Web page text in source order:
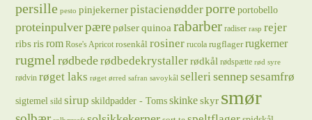
persille pesto pinjekerner pistacienødderporre portobello
proteinpulverpære pølser quinoa rabarber radiser rasp rejer
ribs risrom Rose's Apricot rosenkål rosiner rucola rugflager rugkerner
rugmel rødbederødbedekrystallerrødkål rødspætte rød syre
rødvin røget laks røget ørred safran savoykål sellerisennepsesamfrø
sigtemel sild sirup skildpadder - Toms skinke skyr smør